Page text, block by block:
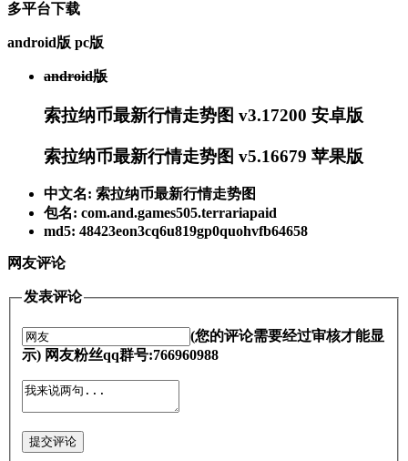
多平台下载
android版 pc版
android版
索拉纳币最新行情走势图 v3.17200 安卓版
索拉纳币最新行情走势图 v5.16679 苹果版
中文名: 索拉纳币最新行情走势图
包名: com.and.games505.terrariapaid
md5: 48423eon3cq6u819gp0quohvfb64658
网友评论
发表评论
(您的评论需要经过审核才能显
示) 网友粉丝qq群号:766960988
提交评论